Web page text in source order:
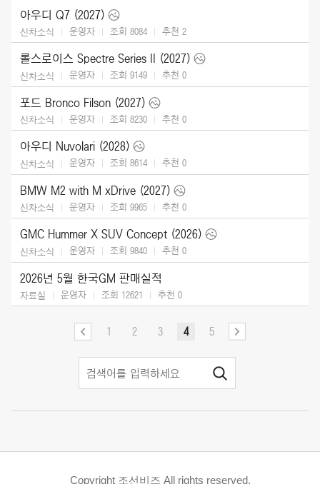
아우디 Q7 (2027)
신차소식 운영자 조회 8084 추천 2
롤스로이스 Spectre Series II (2027)
신차소식 운영자 조회 9149 추천 0
포드 Bronco Filson (2027)
신차소식 운영자 조회 8230 추천 0
아우디 Nuvolari (2028)
신차소식 운영자 조회 8614 추천 0
BMW M2 with M xDrive (2027)
신차소식 운영자 조회 9965 추천 0
GMC Hummer X SUV Concept (2026)
신차소식 운영자 조회 9840 추천 0
2026년 5월 한국GM 판매실적
자료실 운영자 조회 12621 추천 0
1 2 3 4 5
Copyright 조선비즈 All rights reserved.